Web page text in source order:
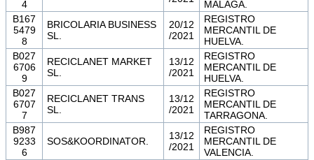
4
MALAGA.
B167
5479
8
BRICOLARIA BUSINESS
SL.
20/12
/2021
REGISTRO
MERCANTIL DE
HUELVA.
B027
6706
9
RECICLANET MARKET
SL.
13/12
/2021
REGISTRO
MERCANTIL DE
HUELVA.
B027
6707
7
RECICLANET TRANS
SL.
13/12
/2021
REGISTRO
MERCANTIL DE
TARRAGONA.
B987
9233
6
SOS&KOORDINATOR.
13/12
/2021
REGISTRO
MERCANTIL DE
VALENCIA.